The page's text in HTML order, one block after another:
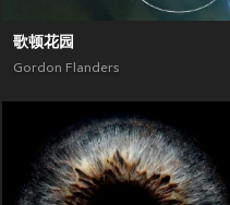
歌顿花园
Gordon Flanders